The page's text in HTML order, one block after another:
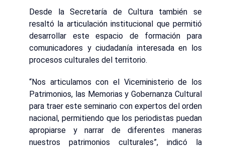
Desde la Secretaría de Cultura también se
resaltó la articulación institucional que permitió
desarrollar este espacio de formación para
comunicadores y ciudadanía interesada en los
procesos culturales del territorio.
“Nos articulamos con el Viceministerio de los
Patrimonios, las Memorias y Gobernanza Cultural
para traer este seminario con expertos del orden
nacional, permitiendo que los periodistas puedan
apropiarse y narrar de diferentes maneras
nuestros patrimonios culturales”, indicó la